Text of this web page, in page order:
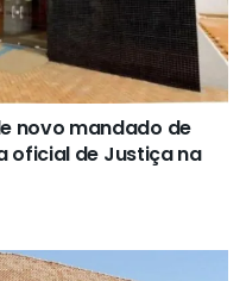
novo mandado de
oficial de Justiça na